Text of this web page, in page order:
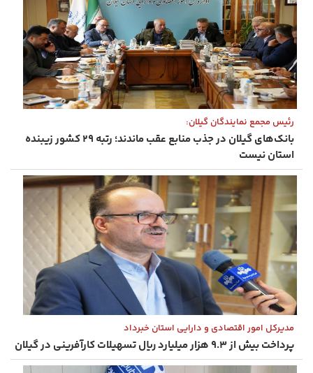
رئیس مجمع نمایندگان گیلان:
بانک‌های گیلان در جذب منابع عقب ماندند؛ رتبه ۲۹ کشور زیبنده
استان نیست
مدیرکل امور اقتصادی و دارایی استان خبرداد
پرداخت بیش از ۹.۳ هزار میلیارد ریال تسهیلات کارآفرینی در گیلان